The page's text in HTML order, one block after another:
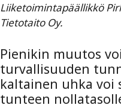
Liiketoimintapäällikkö
Tietotaito Oy.
Pienikin muutos
turvallisuuden
kaltainen uhka voi
tunteen